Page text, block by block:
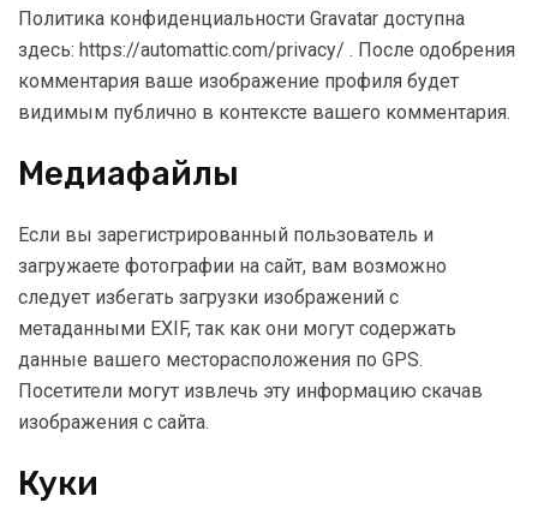
Политика конфиденциальности Gravatar доступна
здесь: https://automattic.com/privacy/ . После одобрения
комментария ваше изображение профиля будет
видимым публично в контексте вашего комментария.
Медиафайлы
Если вы зарегистрированный пользователь и
загружаете фотографии на сайт, вам возможно
следует избегать загрузки изображений с
метаданными EXIF, так как они могут содержать
данные вашего месторасположения по GPS.
Посетители могут извлечь эту информацию скачав
изображения с сайта.
Куки